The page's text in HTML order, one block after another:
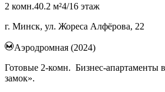
2 комн.40.2 м²4/16 этаж
г. Минск, ул. Жореса Алфёрова, 22
Аэродромная (2024)
Готовые 2-комн. Бизнес-апартаменты
замок».